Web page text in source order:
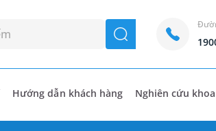
seach
Hướng dẫn khách hàng Nghiên cứu